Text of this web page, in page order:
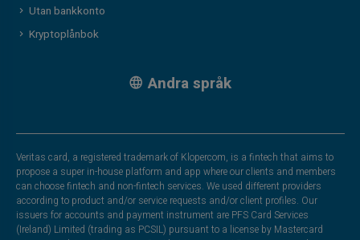
Utan bankkonto
Kryptoplånbok
Andra språk
Veritas card, a registered trademark of Klopercom, is a fintech that aims to
propose a super in-house platform and app where our clients and members
can choose fintech and non-fintech services. We used different providers
according to product and/or service requests and/or client profiles. Our
issuers for accounts and payment instrument are PFS Card Services
(Ireland) Limited (trading as PCSIL) pursuant to a license by Mastercard